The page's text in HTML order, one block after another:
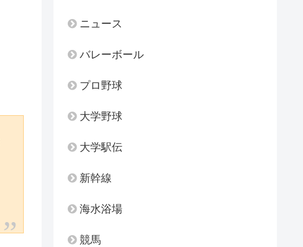
ニュース
バレーボール
プロ野球
大学野球
大学駅伝
新幹線
海水浴場
競馬